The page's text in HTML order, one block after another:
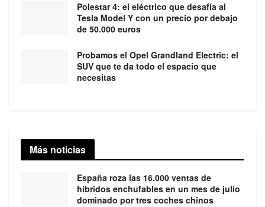
Polestar 4: el eléctrico que desafía al
Tesla Model Y con un precio por debajo
de 50.000 euros
Probamos el Opel Grandland Electric: el
SUV que te da todo el espacio que
necesitas
Más noticias
España roza las 16.000 ventas de
híbridos enchufables en un mes de julio
dominado por tres coches chinos